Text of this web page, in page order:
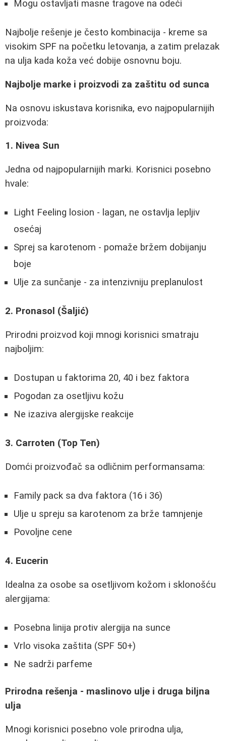
Mogu ostavljati masne tragove na odeći
Najbolje rešenje je često kombinacija - kreme sa
visokim SPF na početku letovanja, a zatim prelazak
na ulja kada koža već dobije osnovnu boju.
Najbolje marke i proizvodi za zaštitu od sunca
Na osnovu iskustava korisnika, evo najpopularnijih
proizvoda:
1. Nivea Sun
Jedna od najpopularnijih marki. Korisnici posebno
hvale:
Light Feeling losion - lagan, ne ostavlja lepljiv
osećaj
Sprej sa karotenom - pomaže bržem dobijanju
boje
Ulje za sunčanje - za intenzivniju preplanulost
2. Pronasol (Šaljić)
Prirodni proizvod koji mnogi korisnici smatraju
najboljim:
Dostupan u faktorima 20, 40 i bez faktora
Pogodan za osetljivu kožu
Ne izaziva alergijske reakcije
3. Carroten (Top Ten)
Domći proizvođač sa odličnim performansama:
Family pack sa dva faktora (16 i 36)
Ulje u spreju sa karotenom za brže tamnjenje
Povoljne cene
4. Eucerin
Idealna za osobe sa osetljivom kožom i sklonošću
alergijama:
Posebna linija protiv alergija na sunce
Vrlo visoka zaštita (SPF 50+)
Ne sadrži parfeme
Prirodna rešenja - maslinovo ulje i druga biljna
ulja
Mnogi korisnici posebno vole prirodna ulja,